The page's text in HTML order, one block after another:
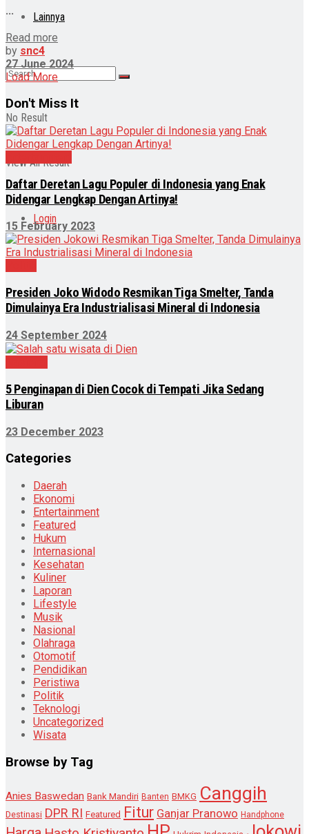
Lainnya
No Result
View All Result
Login
...
Read more
by snc4
27 June 2024
Load More
Don't Miss It
Daftar Deretan Lagu Populer di Indonesia yang Enak
Didengar Lengkap Dengan Artinya!
15 February 2023
Presiden Joko Widodo Resmikan Tiga Smelter, Tanda
Dimulainya Era Industrialisasi Mineral di Indonesia
24 September 2024
5 Penginapan di Dien Cocok di Tempati Jika Sedang
Liburan
23 December 2023
Categories
Daerah
Ekonomi
Entertainment
Featured
Hukum
Internasional
Kesehatan
Kuliner
Laporan
Lifestyle
Musik
Nasional
Olahraga
Otomotif
Pendidikan
Peristiwa
Politik
Teknologi
Uncategorized
Wisata
Browse by Tag
Anies Baswedan Bank Mandiri Banten BMKG Canggih
Destinasi DPR RI Featured Fitur Ganjar Pranowo Handphone